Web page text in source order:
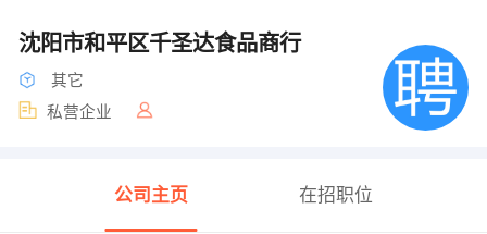
沈阳市和平区千圣达食品商行
其它
私营企业
公司主页 在招职位